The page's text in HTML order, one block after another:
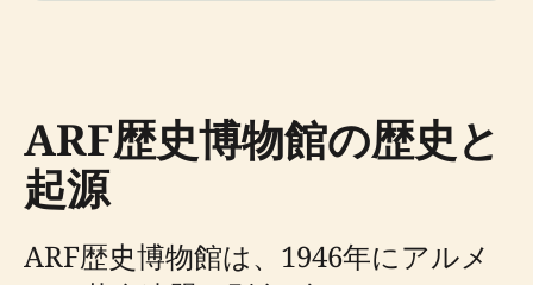
ARF歴史博物館の歴史と
起源
ARF歴史博物館は、1946年にアルメ